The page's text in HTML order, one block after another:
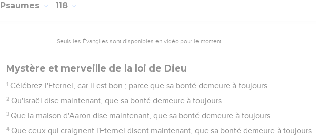
Psaumes 118
Seuls les Évangiles sont disponibles en vidéo pour le moment.
Mystère et merveille de la loi de Dieu
1 Célébrez l'Eternel, car il est bon ; parce que sa bonté demeure à toujours.
2 Qu'Israël dise maintenant, que sa bonté demeure à toujours.
3 Que la maison d'Aaron dise maintenant, que sa bonté demeure à toujours.
4 Que ceux qui craignent l'Eternel disent maintenant, que sa bonté demeure à toujours.